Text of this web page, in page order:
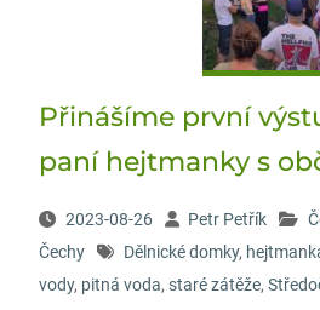
Přinášíme první
paní hejtmanky s
2023-08-26 Petr Petřík
Čechy
Dělnické domky,
vody, pitná voda, staré zátěže,